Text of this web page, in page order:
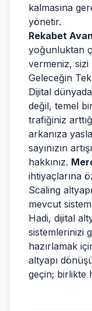
kalmasına
yönetir.
Rekabet
yoğunluktan
vermeniz, sizi
Geleceğin
Dijital
değil, temel
trafiğiniz
arkanıza
sayınızın
hakkınız.
ihtiyaçlarına
Scaling
mevcut
Hadi, dijital
sistemlerinizi
hazırlamak
altyapı
geçin; birlikte